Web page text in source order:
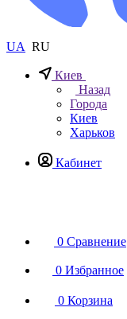
UA RU
Киев
Назад
Города
Киев
Харьков
Кабинет
0 Сравнение
0 Избранное
0 Корзина